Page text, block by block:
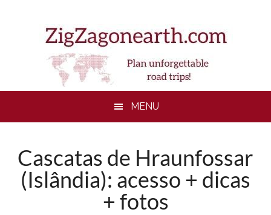
MENU
Cascatas de Hraunfossar
(Islândia): acesso + dicas
+ fotos